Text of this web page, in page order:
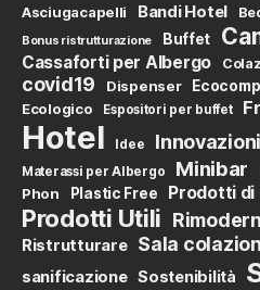
Asciugacapelli Bandi Hotel
Bonus ristrutturazione Buffet
Cassaforti per Albergo
covid19
Dispenser
Ecologico
Espositori per buffet
Hotel Idee Innovazioni
Materassi per Albergo Minibar
Phon Plastic Free Prodotti di
Prodotti Utili
Ristrutturare Sala
sanificazione Sostenibilità